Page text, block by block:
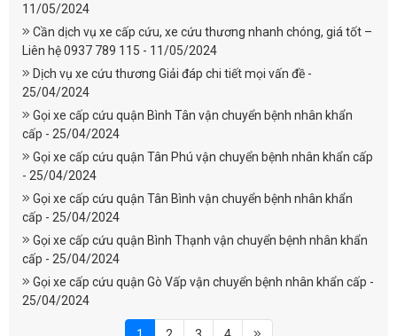
11/05/2024
Cần dịch vụ xe cấp cứu, xe cứu thương nhanh chóng, giá tốt –
Liên hệ 0937 789 115 - 11/05/2024
Dịch vụ xe cứu thương Giải đáp chi tiết mọi vấn đề -
25/04/2024
Gọi xe cấp cứu quận Bình Tân vận chuyển bệnh nhân khẩn
cấp - 25/04/2024
Gọi xe cấp cứu quận Tân Phú vận chuyển bệnh nhân khẩn cấp
- 25/04/2024
Gọi xe cấp cứu quận Tân Bình vận chuyển bệnh nhân khẩn
cấp - 25/04/2024
Gọi xe cấp cứu quận Bình Thạnh vận chuyển bệnh nhân khẩn
cấp - 25/04/2024
Gọi xe cấp cứu quận Gò Vấp vận chuyển bệnh nhân khẩn cấp -
25/04/2024